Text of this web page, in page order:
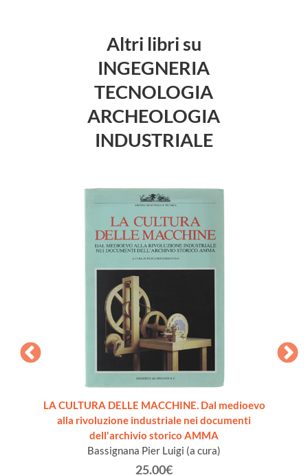
Altri libri su
INGEGNERIA
TECNOLOGIA
ARCHEOLOGIA
INDUSTRIALE
LA CULTURA DELLE MACCHINE. Dal medioevo
alla rivoluzione industriale nei documenti
dell'archivio storico AMMA
Bassignana Pier Luigi (a cura)
25.00€